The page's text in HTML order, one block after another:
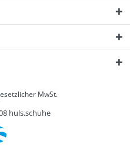
MwSt.
huls.schuhe